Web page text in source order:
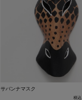
サバンナマスク